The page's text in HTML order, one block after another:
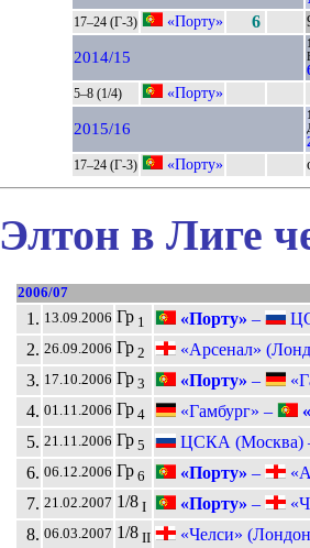
17–24 (Г-3) «Порту» 6
2014/15
5–8 (1/4) «Порту»
2015/16
17–24 (Г-3) «Порту»
Элтон в Лиге
2006/07
1. 13.09.2006 Гр1 «Порту» –
2. 26.09.2006 Гр2
«Арсенал»
3. 17.10.2006 Гр3 «Порту» –
4. 01.11.2006 Гр4 «Гамбург» –
5. 21.11.2006 Гр5
ЦСКА (Москва)
6. 06.12.2006 Гр6 «Порту» –
7. 21.02.2007 1/8I «Порту» –
8. 06.03.2007 1/8II «Челси»